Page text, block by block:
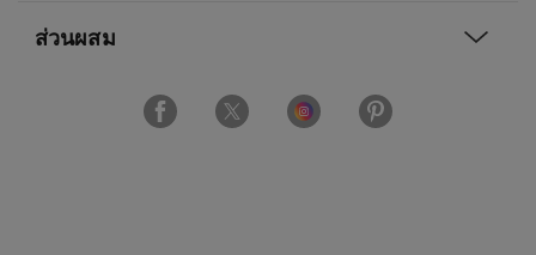
ส่วนผสม